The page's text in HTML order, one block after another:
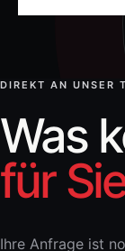
DIREKT AN UNSER
Was
für
Ihre Anfrage ist